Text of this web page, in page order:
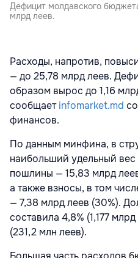
Дефицит молдавского
млрд леев.
Расходы, напротив,
— до 25,78 млрд леев.
образом вырос до 1,16
сообщаетinfomarket.md
финансов.
По данным минфина, в
наибольший удельный
пошлины — 15,83 млрд
а также взносы, в том
— 7,38 млрд леев (30%).
составила 4,8% (1,177
(231,2 млн леев).